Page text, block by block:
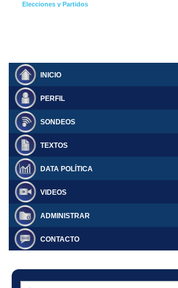
Elecciones y Partidos
INICIO
PERFIL
SONDEOS
TEXTOS
DATA POLÍTICA
VIDEOS
ADMINISTRAR
CONTACTO